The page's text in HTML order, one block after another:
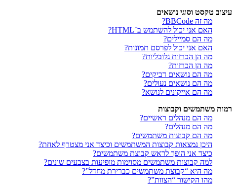
עיצוב טקסט וסוגי נושאים
מה זה BBCode?
האם אני יכול להשתמש ב־HTML?
מה הם סמיילים?
האם אני יכול לפרסם תמונות?
מה הן הכרזות גלובליות?
מה הן הכרזות?
מה הם נושאים דביקים?
מה הם נושאים נעולים?
מה הם אייקונים לנושא?
רמות משתמשים וקבוצות
מה הם מנהלים ראשיים?
מה הם מנהלים?
מה הם קבוצות משתמשים?
היכן נמצאות קבוצות המשתמשים וכיצד אני מצטרף לאחת?
כיצד אני הופך לראש קבוצת משתמשים?
למה קבוצות משתמשים מסוימות מופיעות בצבעים שונים?
מה היא “קבוצת משתמשים כברירת מחדל”?
מהו הקישור “הצוות”?